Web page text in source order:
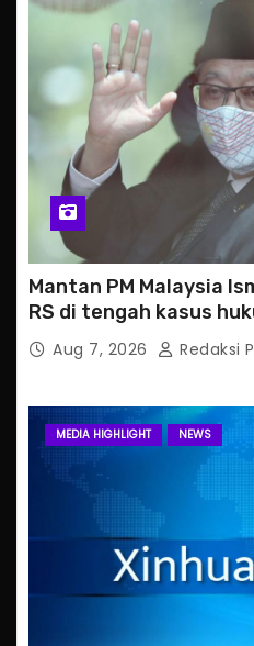
Mantan PM Malaysia
RS di tengah kasus
Aug 7, 2026 Redaksi
MEDIA HIGHLIGHT NEWS